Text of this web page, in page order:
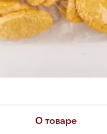
О товаре